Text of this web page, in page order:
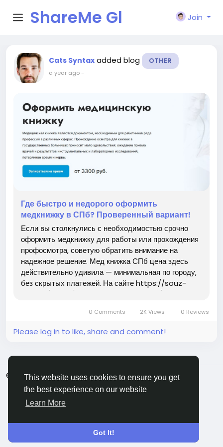
This website uses cookies to ensure you get
the best experience on our website
Learn More
Got It!
ShareMe Gl
obal
Join
Cats Syntax added blog OTHER
a year ago-
Где быстро и недорого оформить
медкнижку в СПб? Проверенный вариант!
Если вы столкнулись с необходимостью срочно
оформить медкнижку для работы или прохождения
профосмотра, советую обратить внимание на
надежное решение. Мед книжка СПб цена здесь
действительно удивила — минимальная по городу,
без скрытых платежей. На сайте https://souz-
книжку всего за один час. Документ...
0 Comments 2K Views 0 Reviews
Please log in to like, share and comment!
© 2026 ShareMe Global
English
Terms
Privacy Contact Us
Support Center
Directory